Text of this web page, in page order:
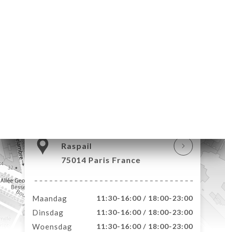
Raspail
75014 Paris France
Maandag 11:30-16:00 / 18:00-23:00
Dinsdag 11:30-16:00 / 18:00-23:00
Woensdag 11:30-16:00 / 18:00-23:00